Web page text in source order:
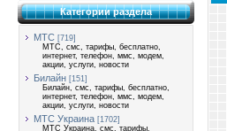
Категории раздела
МТС [719]
МТС, смс, тарифы, бесплатно,
интернет, телефон, ммс, модем,
акции, услуги, новости
Билайн [151]
Билайн, смс, тарифы, бесплатно,
интернет, телефон, ммс, модем,
акции, услуги, новости
МТС Украина [1702]
МТС Украина, смс, тарифы,